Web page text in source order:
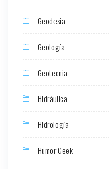
Geodesia
Geología
Geotecnia
Hidráulica
Hidrología
Humor Geek